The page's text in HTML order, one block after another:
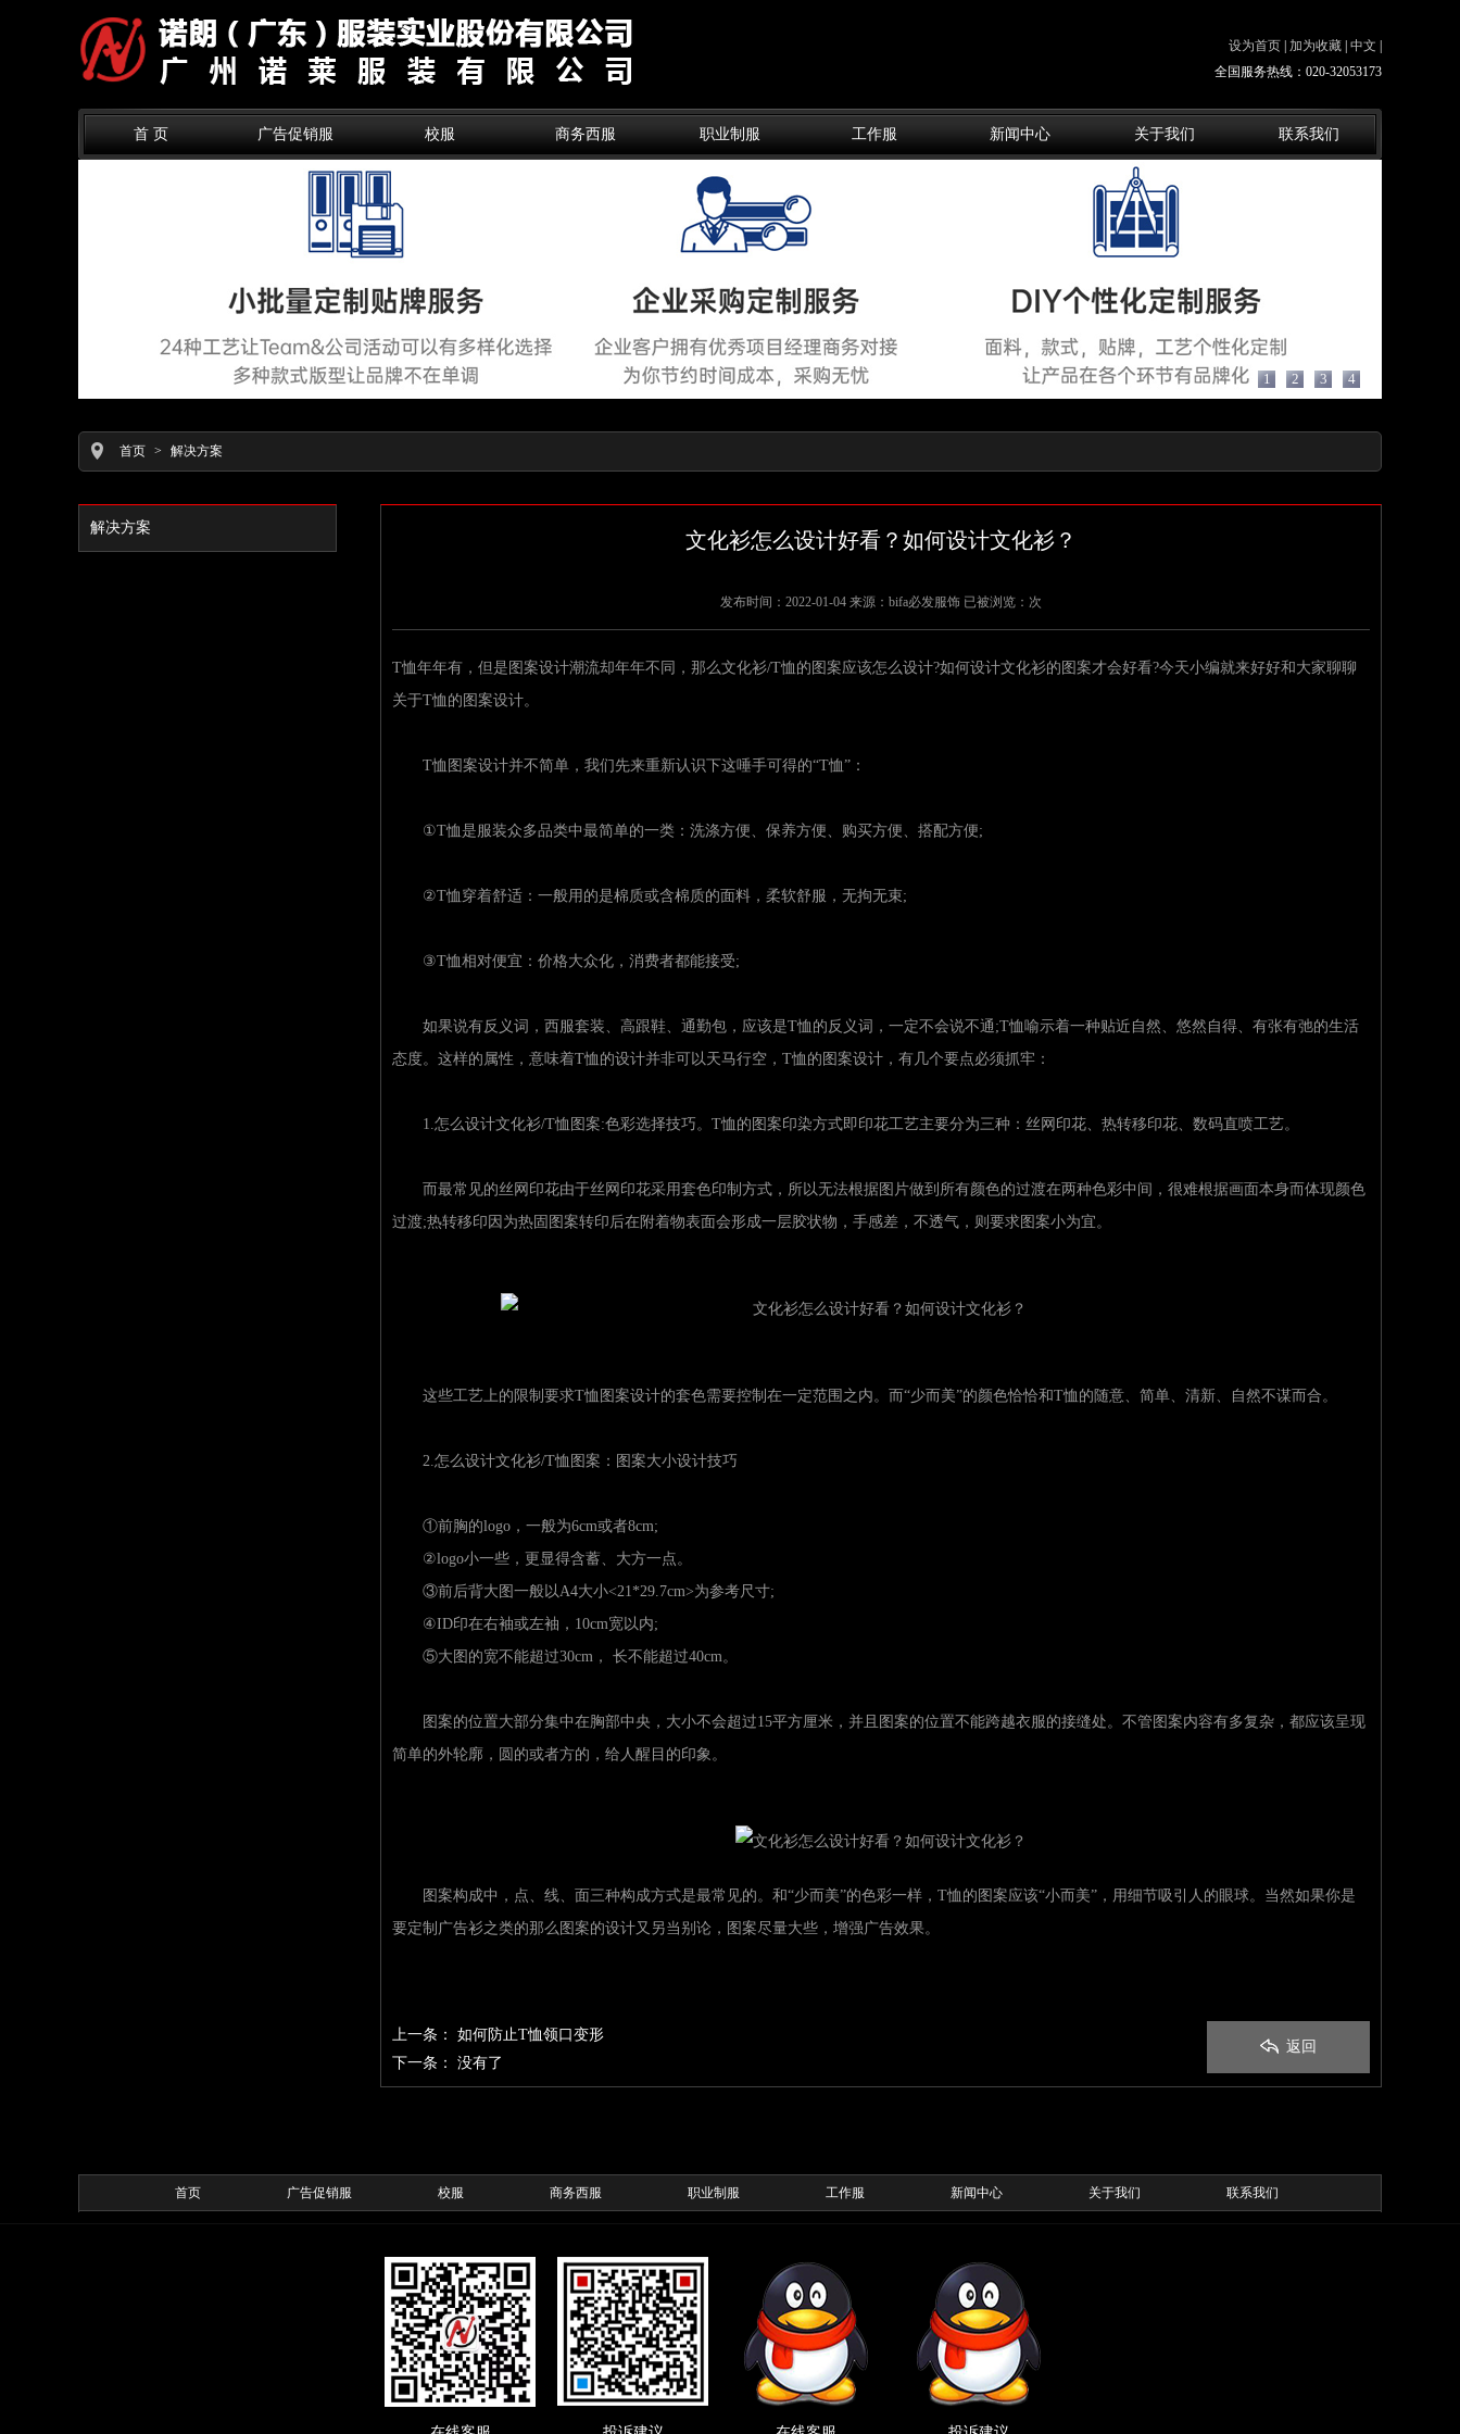
设为首页 加为收藏 中文
全国服务热线：020-32053173
首 页 广告促销服 校服 商务西服 职业制服 工作服 新闻中心 关于我们 联系我们
1 2 3 4
首页 > 解决方案
解决方案
文化衫怎么设计好看？如何设计文化衫？
发布时间：2022-01-04 来源：bifa必发服饰 已被浏览：次
T恤年年有，但是图案设计潮流却年年不同，那么文化衫/T恤的图案应该怎么设计?如何设计文化衫的图案才会好看?今天小编就来好好和大家聊聊
关于T恤的图案设计。
T恤图案设计并不简单，我们先来重新认识下这唾手可得的“T恤”：
①T恤是服装众多品类中最简单的一类：洗涤方便、保养方便、购买方便、搭配方便;
②T恤穿着舒适：一般用的是棉质或含棉质的面料，柔软舒服，无拘无束;
③T恤相对便宜：价格大众化，消费者都能接受;
如果说有反义词，西服套装、高跟鞋、通勤包，应该是T恤的反义词，一定不会说不通;T恤喻示着一种贴近自然、悠然自得、有张有弛的生活
态度。这样的属性，意味着T恤的设计并非可以天马行空，T恤的图案设计，有几个要点必须抓牢：
1.怎么设计文化衫/T恤图案:色彩选择技巧。T恤的图案印染方式即印花工艺主要分为三种：丝网印花、热转移印花、数码直喷工艺。
而最常见的丝网印花由于丝网印花采用套色印制方式，所以无法根据图片做到所有颜色的过渡在两种色彩中间，很难根据画面本身而体现颜色
过渡;热转移印因为热固图案转印后在附着物表面会形成一层胶状物，手感差，不透气，则要求图案小为宜。
这些工艺上的限制要求T恤图案设计的套色需要控制在一定范围之内。而“少而美”的颜色恰恰和T恤的随意、简单、清新、自然不谋而合。
2.怎么设计文化衫/T恤图案：图案大小设计技巧
①前胸的logo，一般为6cm或者8cm;
②logo小一些，更显得含蓄、大方一点。
③前后背大图一般以A4大小<21*29.7cm>为参考尺寸;
④ID印在右袖或左袖，10cm宽以内;
⑤大图的宽不能超过30cm， 长不能超过40cm。
图案的位置大部分集中在胸部中央，大小不会超过15平方厘米，并且图案的位置不能跨越衣服的接缝处。不管图案内容有多复杂，都应该呈现
简单的外轮廓，圆的或者方的，给人醒目的印象。
图案构成中，点、线、面三种构成方式是最常见的。和“少而美”的色彩一样，T恤的图案应该“小而美”，用细节吸引人的眼球。当然如果你是
要定制广告衫之类的那么图案的设计又另当别论，图案尽量大些，增强广告效果。
上一条：
如何防止T恤领口变形
下一条：
没有了
返回
首页 广告促销服 校服 商务西服 职业制服 工作服 新闻中心 关于我们 联系我们